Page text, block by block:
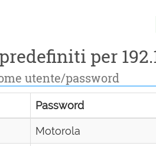
per
utente/password
Password
Motorola